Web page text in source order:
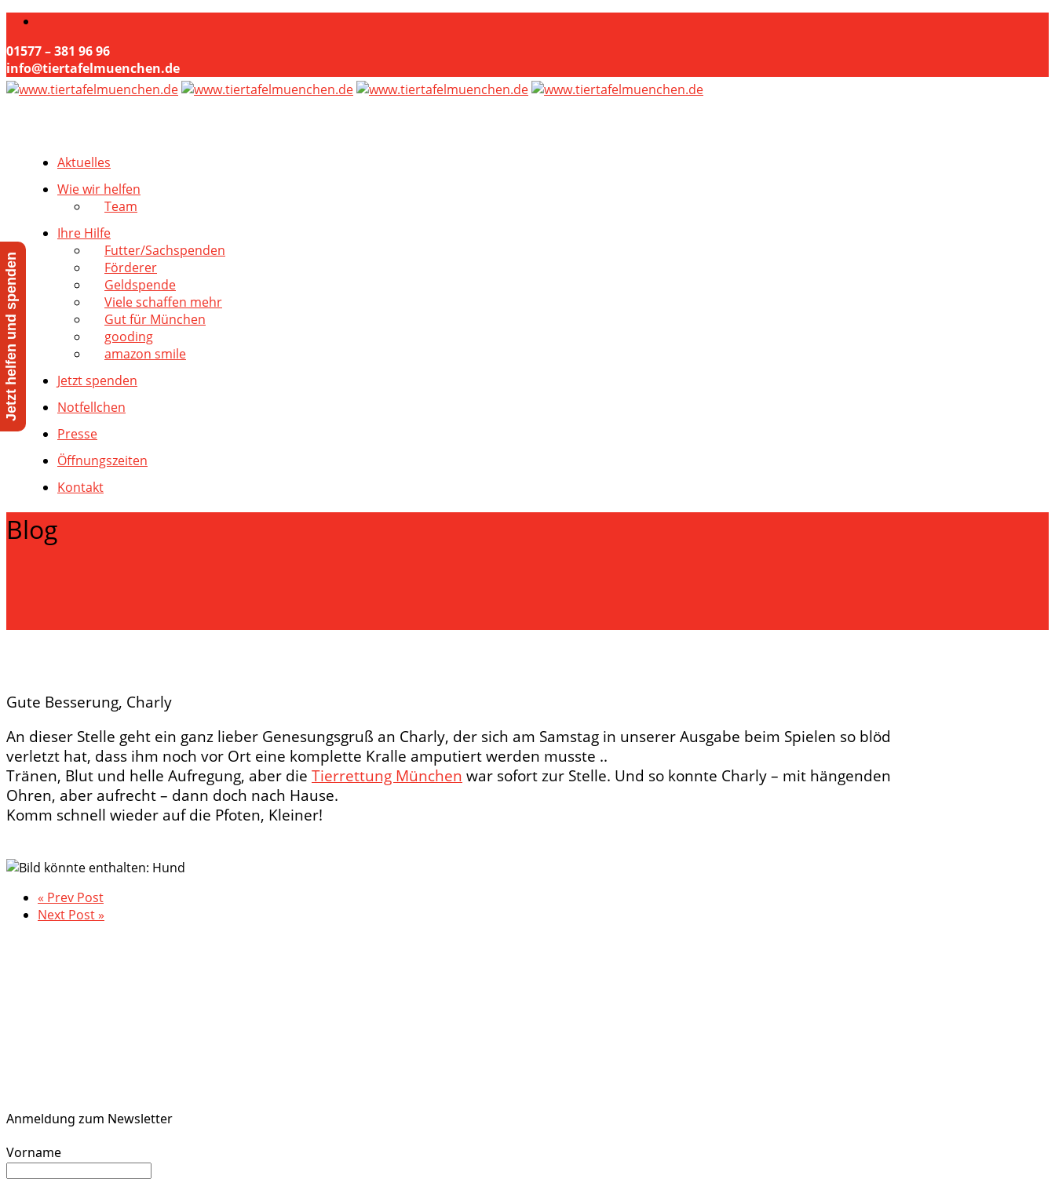
01577 – 381 96 96
info@tiertafelmuenchen.de
Aktuelles
Wie wir helfen
Team
Ihre Hilfe
Futter/Sachspenden
Förderer
Geldspende
Viele schaffen mehr
Gut für München
gooding
amazon smile
Jetzt spenden
Notfellchen
Presse
Öffnungszeiten
Kontakt
Blog
Gute Besserung, Charly
An dieser Stelle geht ein ganz lieber Genesungsgruß an Charly, der sich am Samstag in unserer Ausgabe beim Spielen so blöd
verletzt hat, dass ihm noch vor Ort eine komplette Kralle amputiert werden musste ..
Tränen, Blut und helle Aufregung, aber die Tierrettung München war sofort zur Stelle. Und so konnte Charly – mit hängenden
Ohren, aber aufrecht – dann doch nach Hause.
Komm schnell wieder auf die Pfoten, Kleiner!
« Prev Post
Next Post »
Anmeldung zum Newsletter
Vorname
Jetzt helfen und spenden